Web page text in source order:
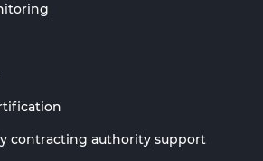
contracting authority support